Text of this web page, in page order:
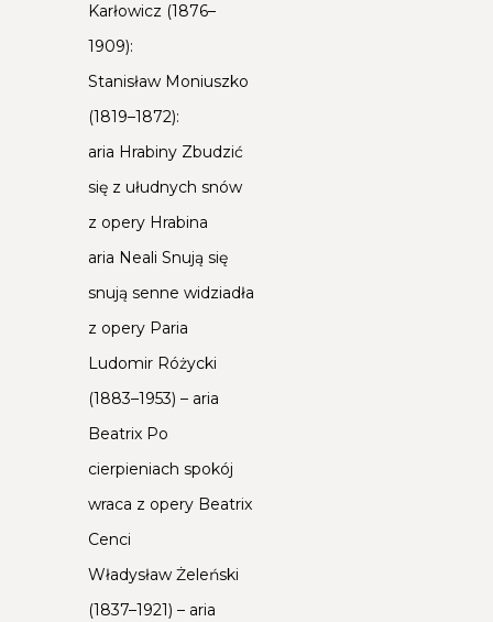
Karłowicz (1876–
1909):
Stanisław Moniuszko
(1819–1872):
aria Hrabiny Zbudzić
się z ułudnych snów
z opery Hrabina
aria Neali Snują się
snują senne widziadła
z opery Paria
Ludomir Różycki
(1883–1953) – aria
Beatrix Po
cierpieniach spokój
wraca z opery Beatrix
Cenci
Władysław Żeleński
(1837–1921) – aria